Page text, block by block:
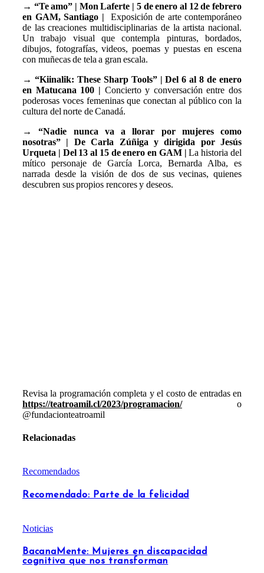
→ “Te amo” | Mon Laferte | 5 de enero al 12 de febrero
en GAM, Santiago | Exposición de arte contemporáneo
de las creaciones multidisciplinarias de la artista nacional.
Un trabajo visual que contempla pinturas, bordados,
dibujos, fotografías, videos, poemas y puestas en escena
con muñecas de tela a gran escala.
→ “Kiinalik: These Sharp Tools” | Del 6 al 8 de enero
en Matucana 100 | Concierto y conversación entre dos
poderosas voces femeninas que conectan al público con la
cultura del norte de Canadá.
→“Nadie nunca va a llorar por mujeres como
nosotras” | De Carla Zúñiga y dirigida por Jesús
Urqueta | Del 13 al 15 de enero en GAM | La historia del
mítico personaje de García Lorca, Bernarda Alba, es
narrada desde la visión de dos de sus vecinas, quienes
descubren sus propios rencores y deseos.
Revisa la programación completa y el costo de entradas en
https://teatroamil.cl/2023/programacion/o
@fundacionteatroamil
Relacionadas
Recomendados
Recomendado: Parte de la felicidad
Noticias
BacanaMente: Mujeres en discapacidad
cognitiva que nos transforman